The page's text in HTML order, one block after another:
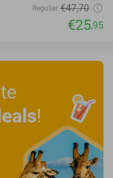
Regulier €47,70
€25,95
!